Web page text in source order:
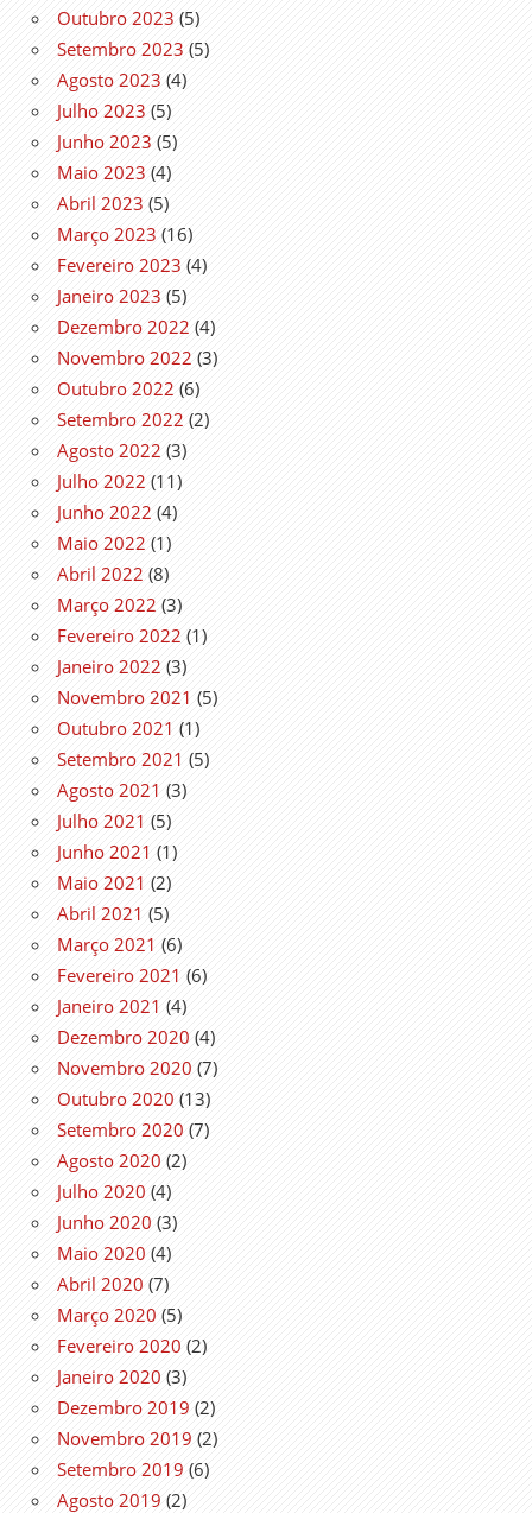
Outubro 2023 (5)
Setembro 2023 (5)
Agosto 2023 (4)
Julho 2023 (5)
Junho 2023 (5)
Maio 2023 (4)
Abril 2023 (5)
Março 2023 (16)
Fevereiro 2023 (4)
Janeiro 2023 (5)
Dezembro 2022 (4)
Novembro 2022 (3)
Outubro 2022 (6)
Setembro 2022 (2)
Agosto 2022 (3)
Julho 2022 (11)
Junho 2022 (4)
Maio 2022 (1)
Abril 2022 (8)
Março 2022 (3)
Fevereiro 2022 (1)
Janeiro 2022 (3)
Novembro 2021 (5)
Outubro 2021 (1)
Setembro 2021 (5)
Agosto 2021 (3)
Julho 2021 (5)
Junho 2021 (1)
Maio 2021 (2)
Abril 2021 (5)
Março 2021 (6)
Fevereiro 2021 (6)
Janeiro 2021 (4)
Dezembro 2020 (4)
Novembro 2020 (7)
Outubro 2020 (13)
Setembro 2020 (7)
Agosto 2020 (2)
Julho 2020 (4)
Junho 2020 (3)
Maio 2020 (4)
Abril 2020 (7)
Março 2020 (5)
Fevereiro 2020 (2)
Janeiro 2020 (3)
Dezembro 2019 (2)
Novembro 2019 (2)
Setembro 2019 (6)
Agosto 2019 (2)